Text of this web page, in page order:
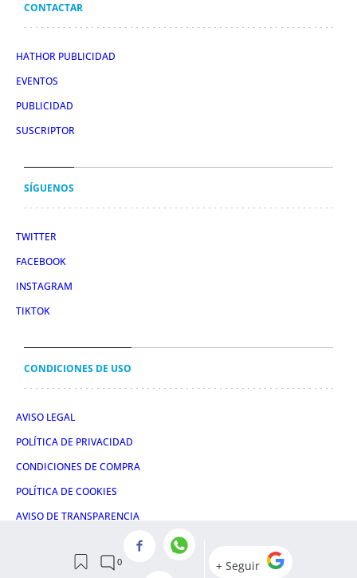
CONTACTAR
HATHOR PUBLICIDAD
EVENTOS
PUBLICIDAD
SUSCRIPTOR
SÍGUENOS
TWITTER
FACEBOOK
INSTAGRAM
TIKTOK
CONDICIONES DE USO
AVISO LEGAL
POLÍTICA DE PRIVACIDAD
CONDICIONES DE COMPRA
POLÍTICA DE COOKIES
AVISO DE TRANSPARENCIA